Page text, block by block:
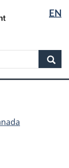
langue
EN
Canada